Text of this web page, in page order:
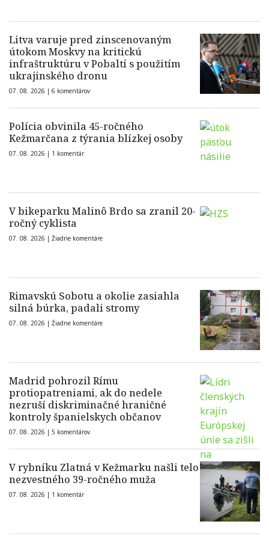
Litva varuje pred zinscenovaným
útokom Moskvy na kritickú
infraštruktúru v Pobaltí s použitím
ukrajinského dronu
07. 08. 2026 | 6 komentárov
Polícia obvinila 45-ročného
Kežmarčana z týrania blízkej osoby
07. 08. 2026 | 1 komentár
V bikeparku Malinô Brdo sa zranil 20-
ročný cyklista
07. 08. 2026 | Žiadne komentáre
Rimavskú Sobotu a okolie zasiahla
silná búrka, padali stromy
07. 08. 2026 | Žiadne komentáre
Madrid pohrozil Rímu
protiopatreniami, ak do nedele
nezruší diskriminačné hraničné
kontroly španielskych občanov
07. 08. 2026 | 5 komentárov
V rybníku Zlatná v Kežmarku našli telo
nezvestného 39-ročného muža
07. 08. 2026 | 1 komentár